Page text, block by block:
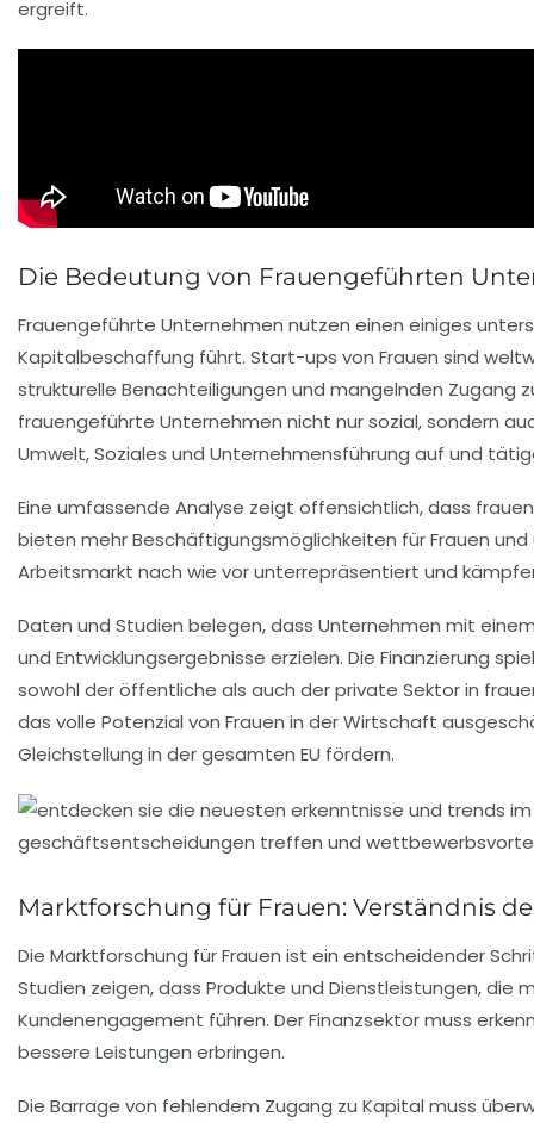
ergreift.
Die Bedeutung von Frauengeführten
Frauengeführte Unternehmen nutzen einen einiges
Kapitalbeschaffung führt. Start-ups von Frauen sind
strukturelle Benachteiligungen und mangelnden Zugang
frauengeführte Unternehmen nicht nur sozial, sondern
Umwelt, Soziales und Unternehmensführung auf und
Eine umfassende Analyse zeigt offensichtlich, dass
bieten mehr Beschäftigungsmöglichkeiten für Frauen
Arbeitsmarkt nach wie vorunterrepräsentiert und
Daten und Studien belegen, dass Unternehmen mit
und Entwicklungsergebnisse erzielen. Die Finanzierung
sowohl der öffentliche als auch derprivate Sektorin
das volle Potenzial von Frauen in der Wirtschaft
Gleichstellung in der gesamten EU fördern.
Marktforschung für Frauen: Verständnis
Die Marktforschung für Frauen ist ein entscheidender
Studien zeigen, dass Produkte und Dienstleistungen, die
Kundenengagement führen. Der Finanzsektor muss
bessere Leistungen erbringen.
Die Barrage von fehlendem Zugang zu Kapital muss